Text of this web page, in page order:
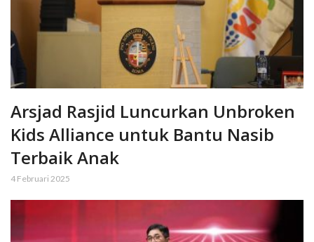
Arsjad Rasjid Luncurkan Unbroken
Kids Alliance untuk Bantu Nasib
Terbaik Anak
4 Februari 2025